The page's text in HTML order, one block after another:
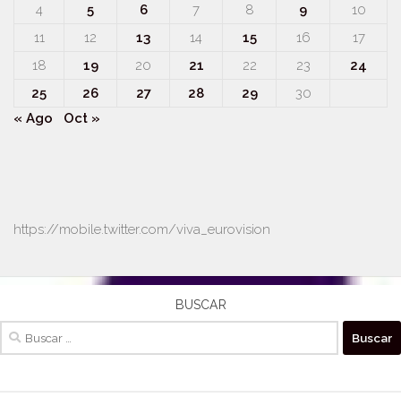
4
5 6 7 8 9
10
11
12 13 14 15 16
17
18
19 20 21 22 23
24
25
26 27 28 29
30
« Ago
Oct »
https://mobile.twitter.com/viva_eurovision
BUSCAR